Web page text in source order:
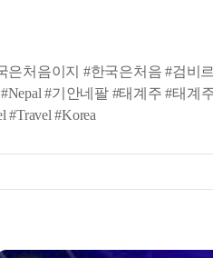
처음이지 #한국은처음 #검비
#기안네팔 #태계주 #태계
#Korea